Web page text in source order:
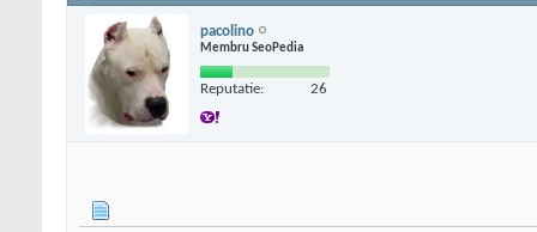
pacolino
Membru SeoPedia
Reputatie: 26